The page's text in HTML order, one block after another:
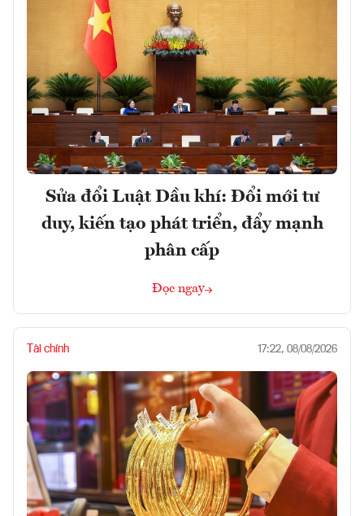
Sửa đổi Luật Dầu khí: Đổi mới tư
duy, kiến tạo phát triển, đẩy mạnh
phân cấp
Đọc ngay
Tài chính 17:22, 08/08/2026